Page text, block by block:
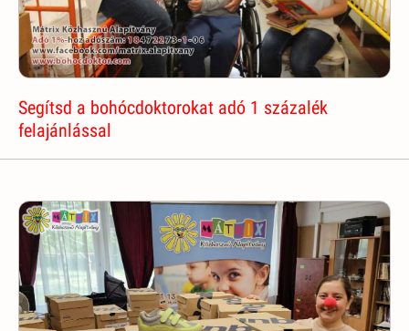
Segítsd a bohócdoktorokat adó 1 százalék
felajánlással